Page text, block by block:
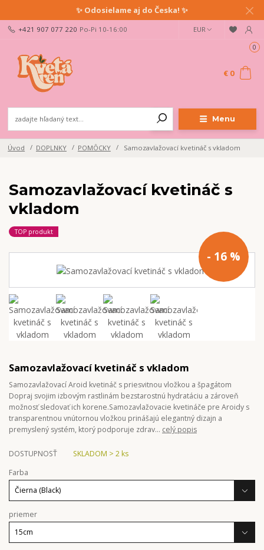
✨ Odosielame aj do Česka! ✨
Menu
EUR
+421 907 077 220 Po-Pi 10-16:00
0
€ 0
Úvod DOPLNKY POMÔCKY Samozavlažovací kvetináč s vkladom
Samozavlažovací kvetináč s
vkladom
TOP produkt
- 16 %
Samozavlažovací kvetináč s vkladom
Samozavlažovací Aroid kvetináč s priesvitnou vložkou a špagátom
Dopraj svojim izbovým rastlinám bezstarostnú hydratáciu a zároveň
možnosť sledovať ich korene.Samozavlažovacie kvetináče pre Aroidy s
transparentnou vnútornou vložkou prinášajú elegantný dizajn a
premyslený systém, ktorý podporuje zdrav... celý popis
DOSTUPNOSŤ
SKLADOM > 2 ks
Farba
priemer